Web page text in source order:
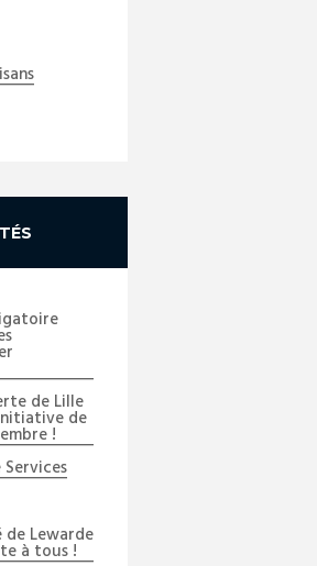
de Lille
de
!
de Lewarde
à tous !